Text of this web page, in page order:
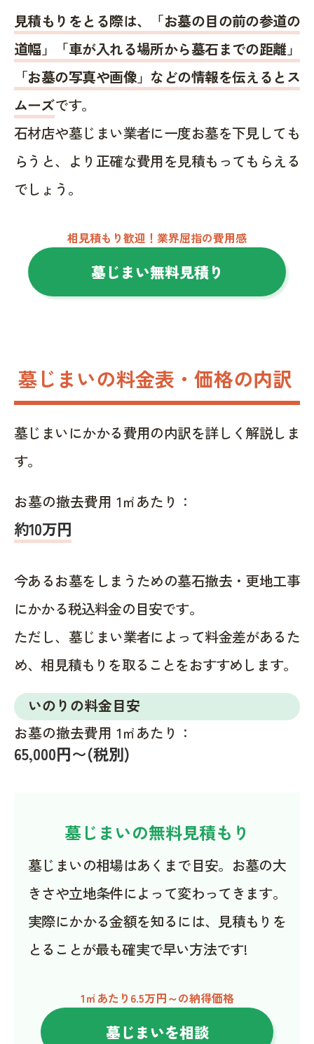
見積もりをとる際は、「お墓の目の前の参道の
道幅」「車が入れる場所から墓石までの距離」
「お墓の写真や画像」などの情報を伝えるとス
ムーズです。
石材店や墓じまい業者に一度お墓を下見しても
らうと、より正確な費用を見積もってもらえる
でしょう。
相見積もり歓迎！業界屈指の費用感
墓じまい無料見積り
墓じまいの料金表・価格の内訳
墓じまいにかかる費用の内訳を詳しく解説しま
す。
お墓の撤去費用 1㎡あたり：
約10万円
今あるお墓をしまうための墓石撤去・更地工事
にかかる税込料金の目安です。
ただし、墓じまい業者によって料金差があるた
め、相見積もりを取ることをおすすめします。
いのりの料金目安
お墓の撤去費用 1㎡あたり：
65,000円〜(税別)
墓じまいの無料見積もり
墓じまいの相場はあくまで目安。お墓の大
きさや立地条件によって変わってきます。
実際にかかる金額を知るには、見積もりを
とることが最も確実で早い方法です!
1㎡あたり6.5万円～の納得価格
墓じまいを相談